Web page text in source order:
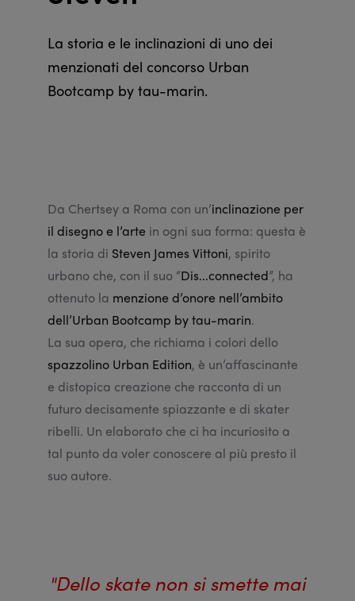
La storia e le inclinazioni di uno dei
menzionati del concorso Urban
Bootcamp by tau-marin.
Da Chertsey a Roma con un’inclinazione per
il disegno e l’arte in ogni sua forma: questa è
la storia di Steven James Vittoni, spirito
urbano che, con il suo “Dis...connected”, ha
ottenuto la menzione d’onore nell’ambito
dell’Urban Bootcamp by tau-marin.
La sua opera, che richiama i colori dello
spazzolino Urban Edition, è un’affascinante
e distopica creazione che racconta di un
futuro decisamente spiazzante e di skater
ribelli. Un elaborato che ci ha incuriosito a
tal punto da voler conoscere al più presto il
suo autore.
"Dello skate non si smette mai